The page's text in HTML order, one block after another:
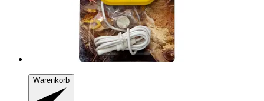
Warenkorb